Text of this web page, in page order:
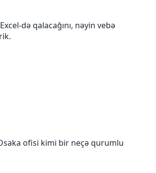
də qalacağını, nəyin vebə
ofisi kimi bir neçə qurumlu